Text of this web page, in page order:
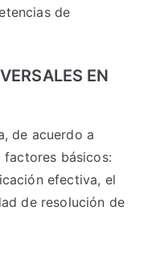
de
EN
de acuerdo a
factores básicos:
efectiva, el
de resolución de